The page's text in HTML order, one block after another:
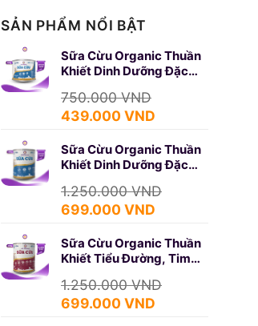
SẢN PHẨM NỔI BẬT
Sữa Cừu Organic Thuần
Khiết Dinh Dưỡng Đặc
750.000VND
Giá
là:
750.000 VND.
439.000 VND
tại
là:
439.000 VND.
Sữa Cừu Organic Thuần
Khiết Dinh Dưỡng Đặc
1.250.000VND
Giá
là:
1.250.000 VND.
699.000 VND
tại
là:
699.000 VND.
Sữa Cừu Organic Thuần
Khiết Tiểu Đường, Tim
1.250.000VND
Giá
699.000 VND